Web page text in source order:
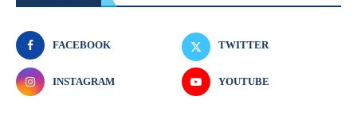
FACEBOOK TWITTER
INSTAGRAM YOUTUBE